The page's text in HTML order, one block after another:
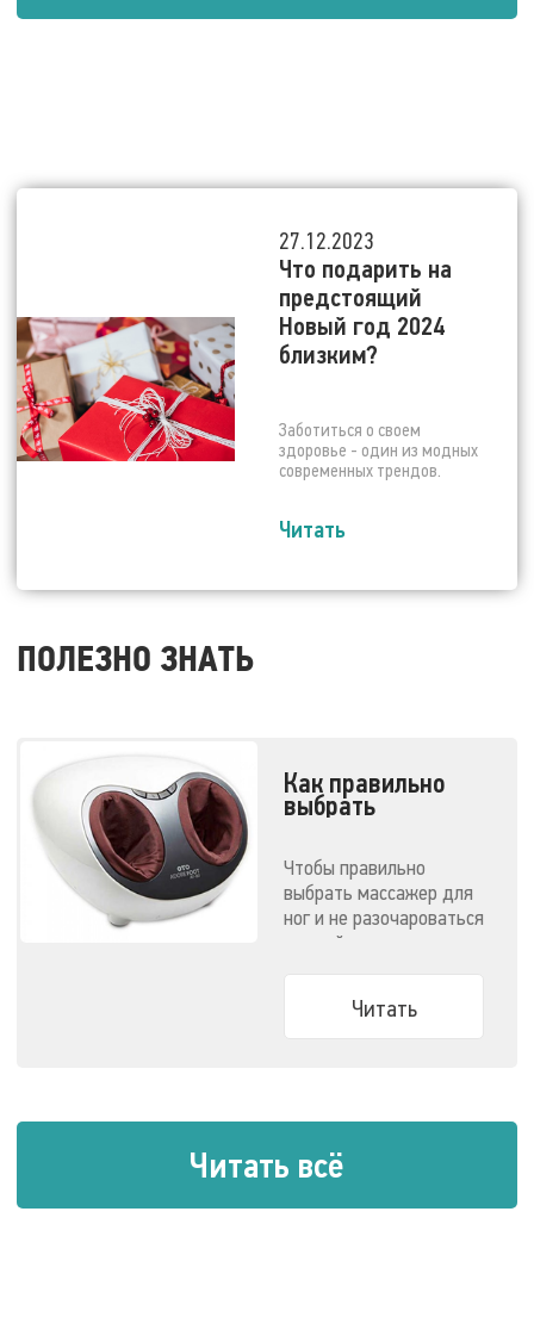
27.12.2023
Что подарить на
предстоящий
Новый год 2024
близким?
Заботиться о своем
здоровье - один из модных
современных трендов.
Читать
ПОЛЕЗНО ЗНАТЬ
Как правильно
выбрать
массажер для
ног?
Чтобы правильно
выбрать массажер для
ног и не разочароваться
в своей покупке, перед
на два вопроса...
Читать
Читать всё